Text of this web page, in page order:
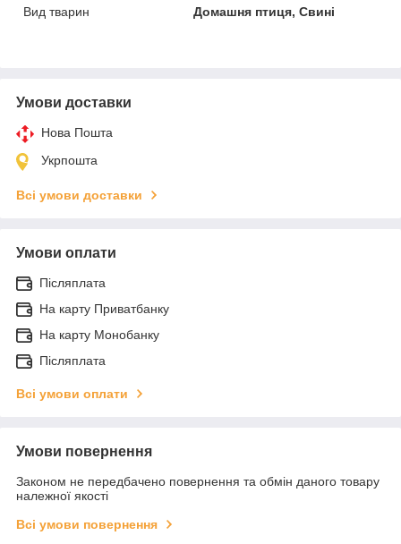
Вид тварин
Домашня птиця, Свині
Умови доставки
Нова Пошта
Укрпошта
Всі умови доставки
Умови оплати
Післяплата
На карту Приватбанку
На карту Монобанку
Післяплата
Всі умови оплати
Умови повернення
Законом не передбачено повернення та обмін даного товару
належної якості
Всі умови повернення